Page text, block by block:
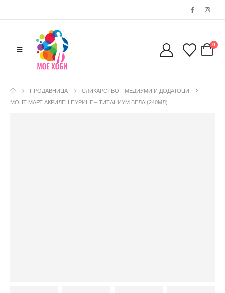
0
ПРОДАВНИЦА СЛИКАРСТВО
МЕДИУМИ И ДОДАТОЦИ
МОНТ МАРТ АКРИЛЕН ПУРИНГ – ТИТАНИУМ БЕЛА (240МЛ)